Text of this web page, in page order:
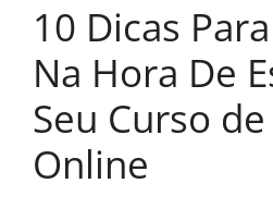
10 Dicas
Na Hora De
Seu Curso
Online